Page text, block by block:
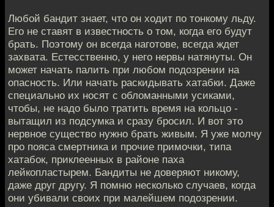
Любой бандит знает, что он ходит по тонкому льду.
Его не ставят в известность о том, когда его будут
брать. Поэтому он всегда наготове, всегда ждет
захвата. Естесственно, у него нервы натянуты. Он
может начать палить при любом подозрении на
опасность. Или начать раскидывать хатабки. Даже
специально их носят с обломанными усиками,
чтобы, не надо было тратить время на кольцо -
вытащил из подсумка и сразу бросил. И вот это
нервное существо нужно брать живым. Я уже молчу
про пояса смертника и прочие примочки, типа
хатабок, приклеенных в районе паха
лейкопластырем. Бандиты не доверяют никому,
даже друг другу. Я помню несколько случаев, когда
они убивали своих при малейшем подозрении.